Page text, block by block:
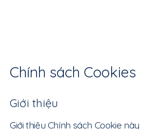
Chính sách Cookies
Giới thiệu
Giới thiệu Chính sách Cookie này